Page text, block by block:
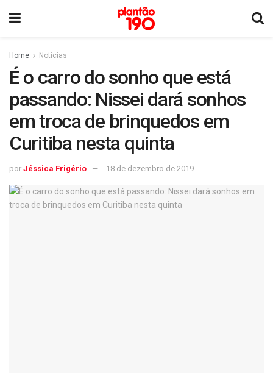
Home Notícias
É o carro do sonho que está
passando: Nissei dará sonhos
em troca de brinquedos em
Curitiba nesta quinta
por Jéssica Frigério 18 de dezembro de 2019